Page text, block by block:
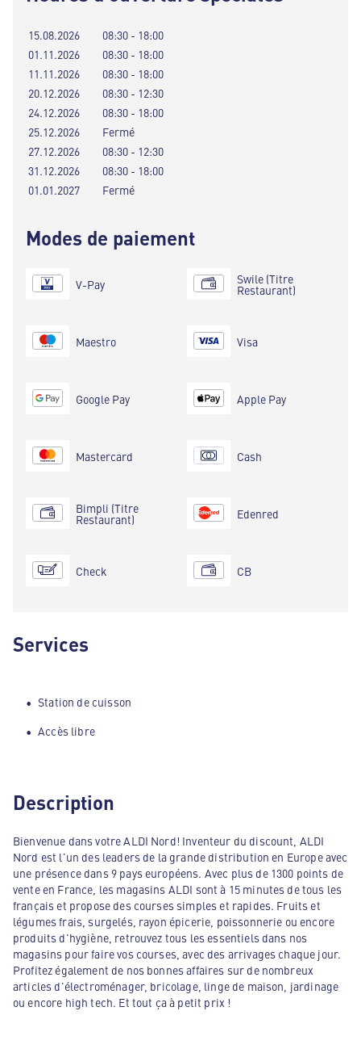
15.08.2026
08:30 - 18:00
01.11.2026
08:30 - 18:00
11.11.2026
08:30 - 18:00
20.12.2026
08:30 - 12:30
24.12.2026
08:30 - 18:00
25.12.2026
Fermé
27.12.2026
08:30 - 12:30
31.12.2026
08:30 - 18:00
01.01.2027
Fermé
Modes de paiement
V-Pay
Maestro
Google Pay
Mastercard
Bimpli (Titre
Restaurant)
Check
Swile (Titre
Restaurant)
Visa
Apple Pay
Cash
Edenred
CB
Services
Station de cuisson
Accès libre
Description
Bienvenue dans votre ALDI Nord! Inventeur du discount, ALDI
Nord est l'un des leaders de la grande distribution en Europe avec
une présence dans 9 pays européens. Avec plus de 1300 points de
vente en France, les magasins ALDI sont à 15 minutes de tous les
français et propose des courses simples et rapides. Fruits et
légumes frais, surgelés, rayon épicerie, poissonnerie ou encore
produits d'hygiène, retrouvez tous les essentiels dans nos
magasins pour faire vos courses, avec des arrivages chaque jour.
Profitez également de nos bonnes affaires sur de nombreux
articles d'électroménager, bricolage, linge de maison, jardinage
ou encore high tech. Et tout ça à petit prix !